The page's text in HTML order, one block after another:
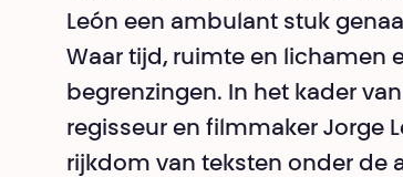
León een ambulant stuk
Waar tijd, ruimte en lichamen
begrenzingen. In het kader
regisseur en filmmaker Jorge
rijkdom van teksten onder de